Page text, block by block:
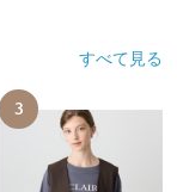
すべて見る
3